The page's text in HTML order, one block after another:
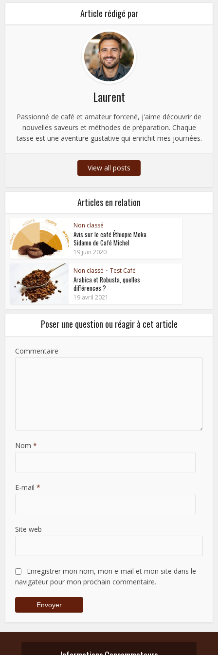
Article rédigé par
Laurent
Passionné de café et amateur forcené, j'aime découvrir de
nouvelles saveurs et méthodes de préparation. Chaque
tasse est une aventure gustative qui enrichit mes journées.
View all posts
Articles en relation
Non classé
Avis sur le café Éthiopie Moka
Sidamo de Café Michel
19 juin 2020
Non classé • Test Café
Arabica et Robusta, quelles
différences ?
19 avril 2021
Poser une question ou réagir à cet article
Commentaire
Nom*
E-mail*
Site web
Enregistrer mon nom, mon e-mail et mon site dans le
navigateur pour mon prochain commentaire.